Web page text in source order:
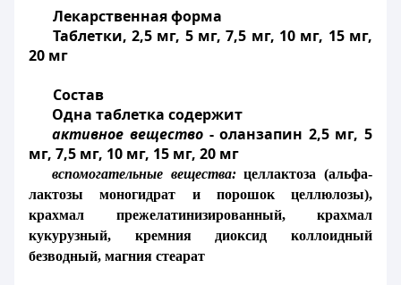
Лекарственная форма
Таблетки, 2,5 мг, 5 мг, 7,5 мг, 10 мг, 15 мг,
20 мг
Состав
Одна таблетка содержит
активное вещество - оланзапин 2,5 мг, 5
мг, 7,5 мг, 10 мг, 15 мг, 20 мг
вспомогательные вещества:целлактоза (альфа-
лактозы моногидрат и порошок целлюлозы),
крахмал прежелатинизированный, крахмал
кукурузный, кремния диоксид коллоидный
безводный, магния стеарат